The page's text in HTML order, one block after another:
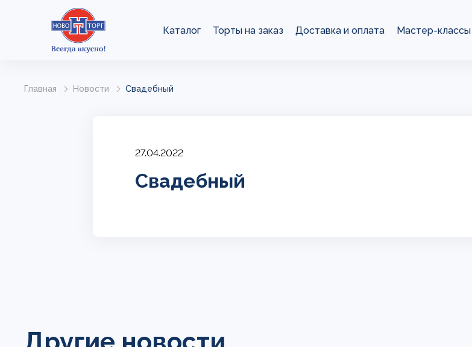
Каталог Торты на заказ Доставка и оплата Мастер-классы
Главная Новости Свадебный
27.04.2022
Свадебный